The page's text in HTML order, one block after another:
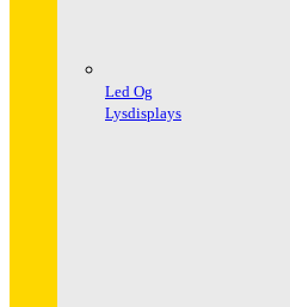
Led Og
Lysdisplays